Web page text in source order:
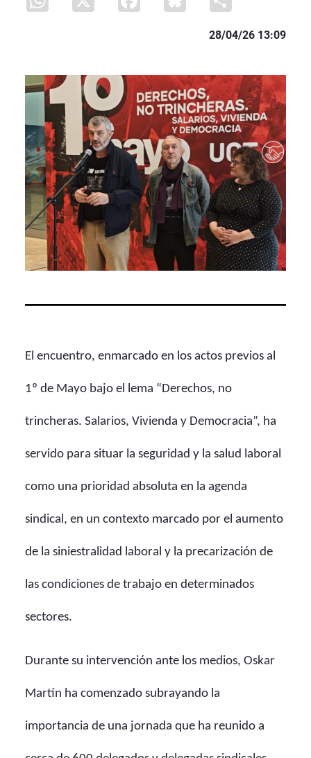
28/04/26 13:09
El encuentro, enmarcado en los actos previos al
1º de Mayo bajo el lema “Derechos, no
trincheras. Salarios, Vivienda y Democracia”, ha
servido para situar la seguridad y la salud laboral
como una prioridad absoluta en la agenda
sindical, en un contexto marcado por el aumento
de la siniestralidad laboral y la precarización de
las condiciones de trabajo en determinados
sectores.
Durante su intervención ante los medios, Oskar
Martín ha comenzado subrayando la
importancia de una jornada que ha reunido a